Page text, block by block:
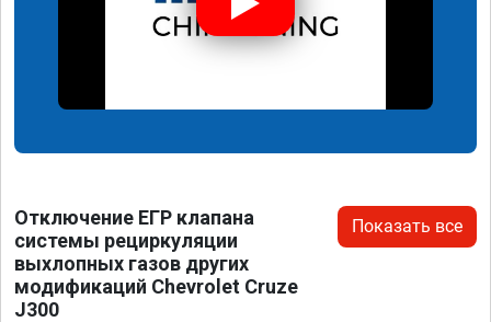
Отключение ЕГР клапана
системы рециркуляции
выхлопных газов других
модификаций Chevrolet Cruze
J300
Показать все